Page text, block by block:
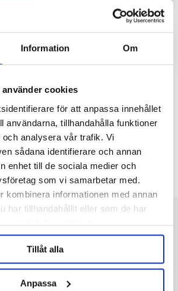
Information Om
cookies
för att anpassa innehållet
användarna, tillhandahålla funktioner
analysera vår trafik. Vi
sådana identifierare och annan
enhet till de sociala medier och
som vi samarbetar med.
kombinera informationen med annan
har tillhandahållit eller som de har
använt deras tjänster.
Tillåt alla
Anpassa
24-
Glasdamejeanne 5 Liter
hembryggare. Vi kan ölbryggning! Tveka inte att
på denna sida är rättighetsskyddat av sin